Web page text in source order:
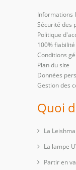
Informations
Sécurité des
Politique
100% fiabilité
Conditions
Plan du site
Données
Gestion des
Quoi
La
La lampe
Partir en